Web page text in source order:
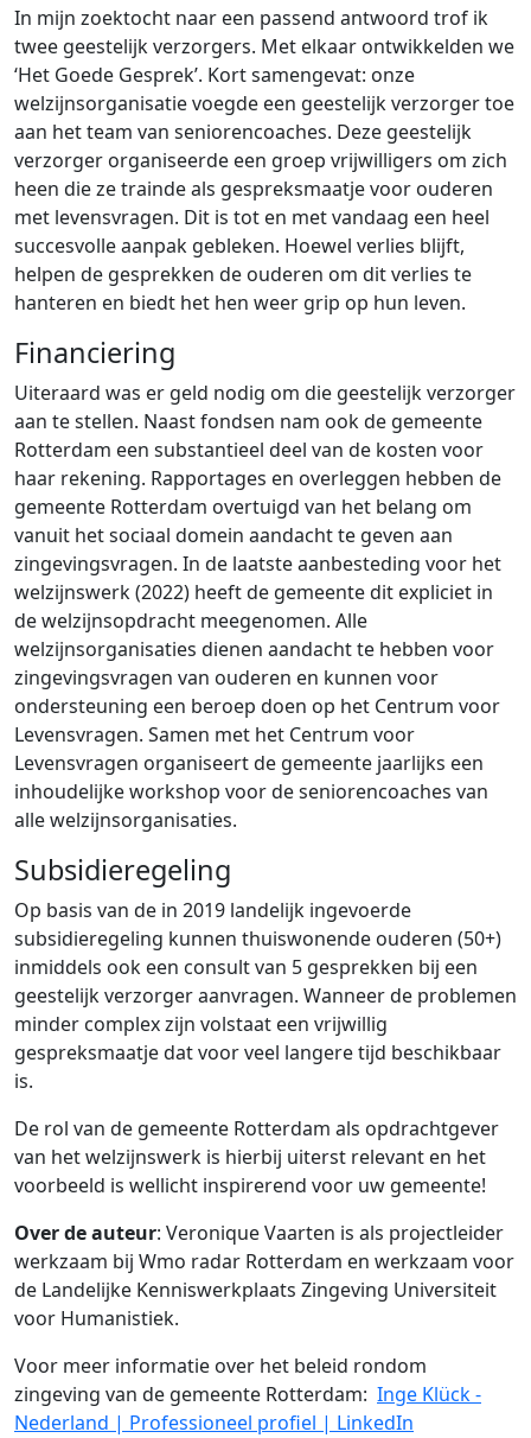
In mijn zoektocht naar een passend antwoord trof ik
twee geestelijk verzorgers. Met elkaar ontwikkelden we
‘Het Goede Gesprek’. Kort samengevat: onze
welzijnsorganisatie voegde een geestelijk verzorger toe
aan het team van seniorencoaches. Deze geestelijk
verzorger organiseerde een groep vrijwilligers om zich
heen die ze trainde als gespreksmaatje voor ouderen
met levensvragen. Dit is tot en met vandaag een heel
succesvolle aanpak gebleken. Hoewel verlies blijft,
helpen de gesprekken de ouderen om dit verlies te
hanteren en biedt het hen weer grip op hun leven.
Financiering
Uiteraard was er geld nodig om die geestelijk verzorger
aan te stellen. Naast fondsen nam ook de gemeente
Rotterdam een substantieel deel van de kosten voor
haar rekening. Rapportages en overleggen hebben de
gemeente Rotterdam overtuigd van het belang om
vanuit het sociaal domein aandacht te geven aan
zingevingsvragen. In de laatste aanbesteding voor het
welzijnswerk (2022) heeft de gemeente dit expliciet in
de welzijnsopdracht meegenomen. Alle
welzijnsorganisaties dienen aandacht te hebben voor
zingevingsvragen van ouderen en kunnen voor
ondersteuning een beroep doen op het Centrum voor
Levensvragen. Samen met het Centrum voor
Levensvragen organiseert de gemeente jaarlijks een
inhoudelijke workshop voor de seniorencoaches van
alle welzijnsorganisaties.
Subsidieregeling
Op basis van de in 2019 landelijk ingevoerde
subsidieregeling kunnen thuiswonende ouderen (50+)
inmiddels ook een consult van 5 gesprekken bij een
geestelijk verzorger aanvragen. Wanneer de problemen
minder complex zijn volstaat een vrijwillig
gespreksmaatje dat voor veel langere tijd beschikbaar
is.
De rol van de gemeente Rotterdam als opdrachtgever
van het welzijnswerk is hierbij uiterst relevant en het
voorbeeld is wellicht inspirerend voor uw gemeente!
Over de auteur: Veronique Vaarten is als projectleider
werkzaam bij Wmo radar Rotterdam en werkzaam voor
de Landelijke Kenniswerkplaats Zingeving Universiteit
voor Humanistiek.
Voor meer informatie over het beleid rondom
zingeving van de gemeente Rotterdam: Inge Klück -
Nederland | Professioneel profiel | LinkedIn